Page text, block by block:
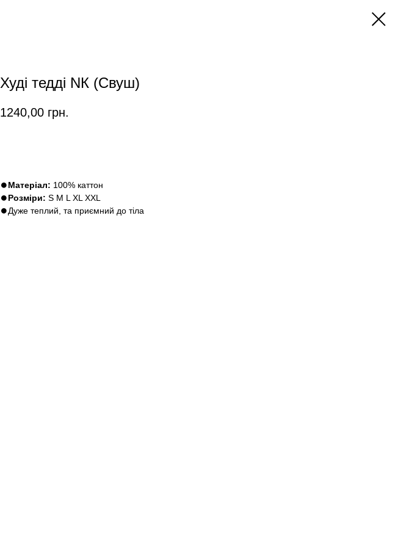
Худі тедді NК (Свуш)
1240,00 грн.
⏺Матеріал: 100% каттон
⏺Розміри: S M L XL XXL
⏺Дуже теплий, та приємний до тіла